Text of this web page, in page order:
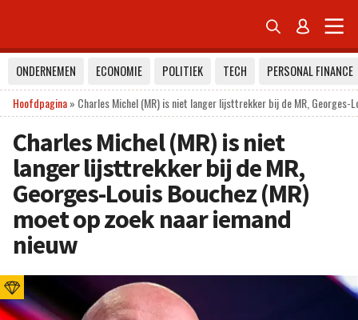
 
ONDERNEMEN ECONOMIE POLITIEK TECH
PERSONAL FINANCE
Hoofdpagina» Charles Michel (MR) is niet langer lijsttrekker bij de MR, Georges-
Charles Michel (MR) is niet
langer lijsttrekker bij de MR,
Georges-Louis Bouchez (MR)
moet op zoek naar iemand
nieuw